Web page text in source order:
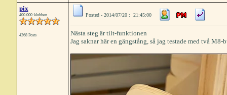
pix
400.000-klubben
4268 Posts
Posted - 2014/07/20 : 21:45:00
Nästa steg är tilt-funktionen
Jag saknar här en gängstång, så jag testade med två